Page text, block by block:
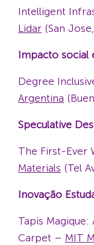
Intelligent
Lidar (San
Impacto social
Degree
Argentina
Speculative
The First-Ever
Materials (Tel
Inovação
Tapis
Carpet – MIT